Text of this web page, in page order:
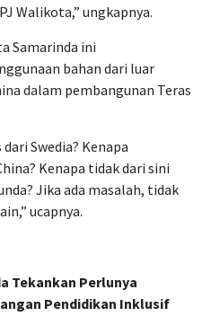
Walikota,” ungkapnya.
Samarinda ini
bahan dari luar
dalam pembangunan Teras
Swedia? Kenapa
Kenapa tidak dari sini
Jika ada masalah, tidak
ucapnya.
Tekankan Perlunya
Pendidikan Inklusif